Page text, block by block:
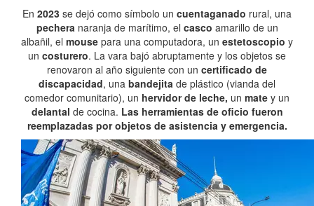
En 2023 se dejó como símbolo un cuentaganado rural, una
pecheranaranja de marítimo, el casco amarillo de un
albañil, el mouse para una computadora, un estetoscopio y
un costurero. La vara bajó abruptamente y los objetos se
renovaron al año siguiente con un certificado de
discapacidad, una bandejita de plástico (vianda del
comedor comunitario), un hervidor de leche, un mate y un
delantal de cocina. Las herramientas de oficio fueron
reemplazadas por objetos de asistencia y emergencia.